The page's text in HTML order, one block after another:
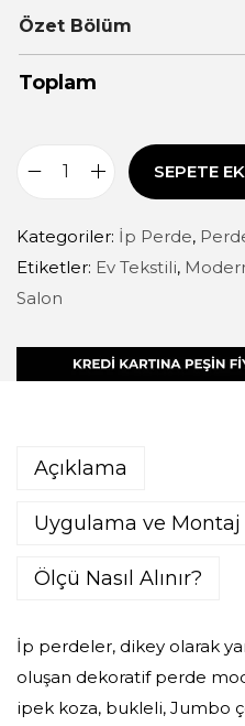
Özet Bölüm
Toplam
SEPETE
Kategoriler: İp Perde,
Etiketler: Ev Tekstili,
Salon
Açıklama
Uygulama ve Montaj
Ölçü Nasıl Alınır?
İp perdeler, dikey olarak
oluşan dekoratif perde
ipek koza, bukleli, Jumbo